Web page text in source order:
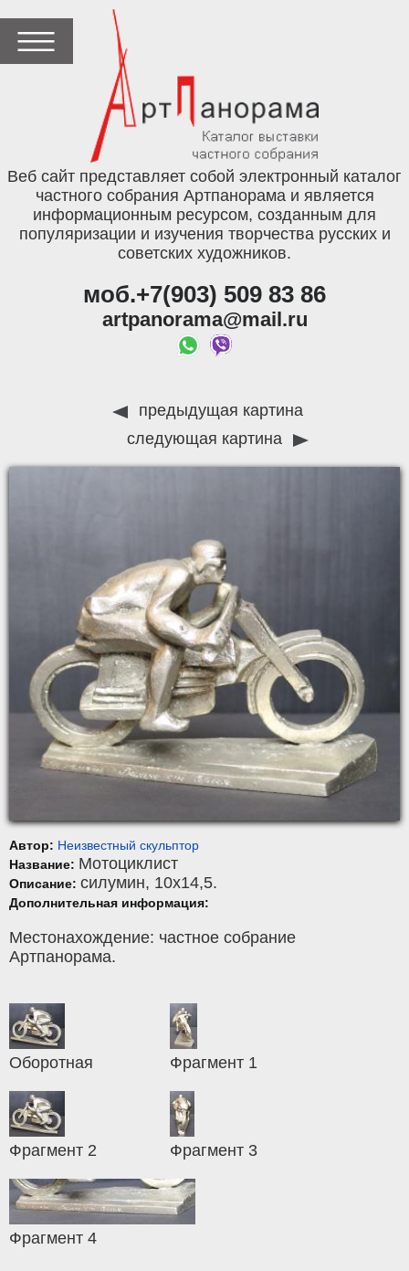
Веб сайт представляет собой электронный каталог
частного собрания Артпанорама и является
информационным ресурсом, созданным для
популяризации и изучения творчества русских и
советских художников.
моб.+7(903) 509 83 86
artpanorama@mail.ru
предыдущая картина
следующая картина
Автор: Неизвестный скульптор
Название: Мотоциклист
Описание: силумин, 10x14,5.
Дополнительная информация:
Местонахождение: частное собрание
Артпанорама.
Оборотная Фрагмент 1
Фрагмент 2 Фрагмент 3
Фрагмент 4